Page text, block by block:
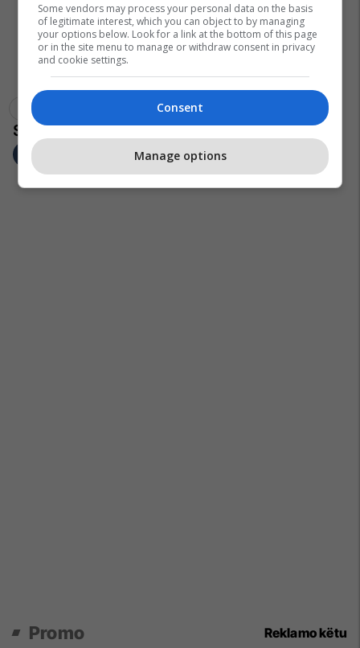
Komuna E Bogovinës Siniçan Albon Xhemaili
Promo Reklamo këtu
Some vendors may process your personal data on the basis
of legitimate interest, which you can object to by managing
your options below. Look for a link at the bottom of this page
or in the site menu to manage or withdraw consent in privacy
and cookie settings.
Consent
Manage options